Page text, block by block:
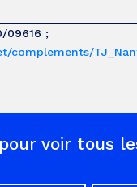
09616 ;
voir tous